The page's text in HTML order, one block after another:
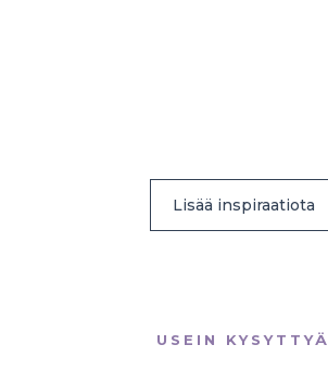
Lisää inspiraatiota
USEIN KYSYTTYÄ